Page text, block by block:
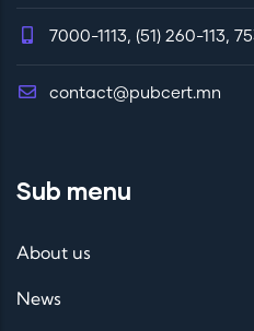
7000-1113, (51) 260-113,
contact@pubcert.mn
Sub menu
About us
News